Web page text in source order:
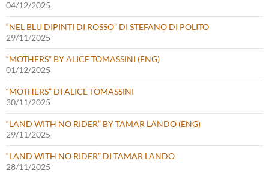
04/12/2025
“NEL BLU DIPINTI DI ROSSO” DI STEFANO DI POLITO
29/11/2025
“MOTHERS” BY ALICE TOMASSINI (ENG)
01/12/2025
“MOTHERS” DI ALICE TOMASSINI
30/11/2025
“LAND WITH NO RIDER” BY TAMAR LANDO (ENG)
29/11/2025
“LAND WITH NO RIDER” DI TAMAR LANDO
28/11/2025